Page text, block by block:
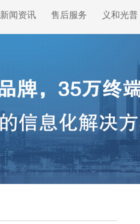
新闻资讯 售后服务 义和光普